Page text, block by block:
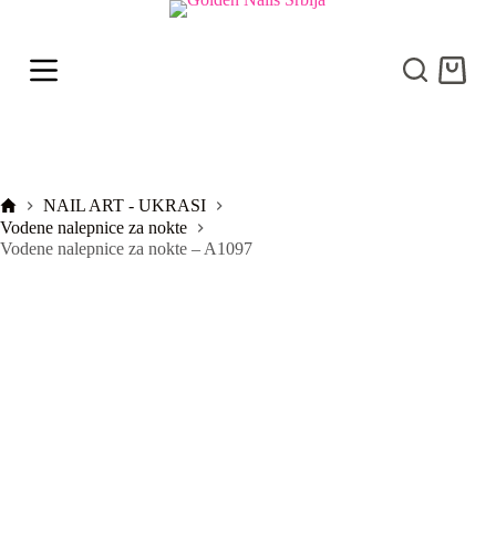
p
e
n
t
PočetnaNAIL ART - UKRASI
Vodene nalepnice za nokte
Vodene nalepnice za nokte – A1097